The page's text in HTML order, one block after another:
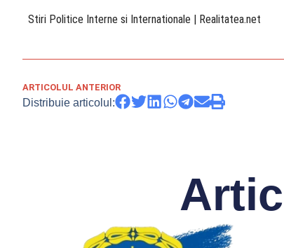
​ Stiri Politice Interne si Internationale | Realitatea.net
ARTICOLUL ANTERIOR
Distribuie articolul: